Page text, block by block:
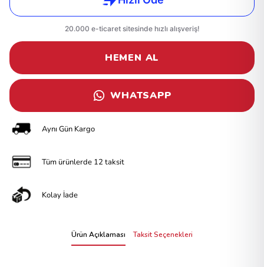
HEMEN AL
WHATSAPP
Aynı Gün Kargo
Tüm ürünlerde 12 taksit
Kolay İade
Ürün Açıklaması Taksit Seçenekleri